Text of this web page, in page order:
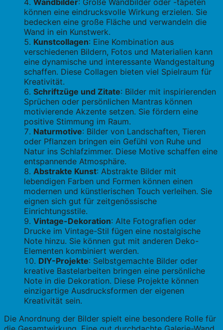
Wandbilder: Große Wandbilder oder -tapeten
können eine eindrucksvolle Wirkung erzielen. Sie
bedecken eine große Fläche und verwandeln die
Wand in ein Kunstwerk.
Kunstcollagen: Eine Kombination aus
verschiedenen Bildern, Fotos und Materialien kann
eine dynamische und interessante Wandgestaltung
schaffen. Diese Collagen bieten viel Spielraum für
Kreativität.
Schriftzüge und Zitate: Bilder mit inspirierenden
Sprüchen oder persönlichen Mantras können
motivierende Akzente setzen. Sie fördern eine
positive Stimmung im Raum.
Naturmotive: Bilder von Landschaften, Tieren
oder Pflanzen bringen ein Gefühl von Ruhe und
Natur ins Schlafzimmer. Diese Motive schaffen eine
entspannende Atmosphäre.
Abstrakte Kunst: Abstrakte Bilder mit
lebendigen Farben und Formen können einen
modernen und künstlerischen Touch verleihen. Sie
eignen sich gut für zeitgenössische
Einrichtungsstile.
Vintage-Dekoration: Alte Fotografien oder
Drucke im Vintage-Stil fügen eine nostalgische
Note hinzu. Sie können gut mit anderen Deko-
Elementen kombiniert werden.
DIY-Projekte: Selbstgemachte Bilder oder
kreative Bastelarbeiten bringen eine persönliche
Note in die Dekoration. Diese Projekte können
einzigartige Ausdrucksformen der eigenen
Kreativität sein.
Die Anordnung der Bilder spielt eine besondere Rolle für